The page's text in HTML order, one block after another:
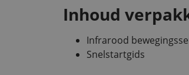
Inhoud
Infrarood
Snelstartgids